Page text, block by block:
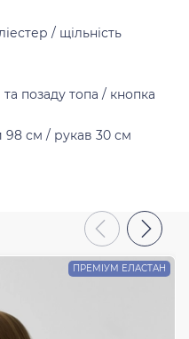
/ щільність
та позаду топа / кнопка
см / рукав 30 см
ПРЕМІУМ ЕЛАСТАН